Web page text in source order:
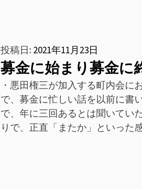
投稿日: 2021年11月23日
募金に始まり募金に
・悪田権三が加入する町内会に
で、募金に忙しい話を以前に書
で、年に三回あるとは聞いてい
りで、正直「またか」といった